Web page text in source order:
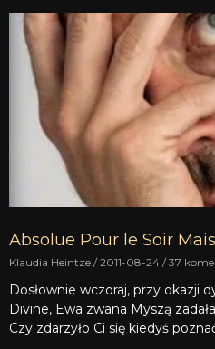
Absolue Pour le Soir
Klaudia Heintze 2011-08-24 37
Dosłownie wczoraj, przy okazji
Divine, Ewa zwana Myszą
Czy zdarzyło Ci się kiedyś